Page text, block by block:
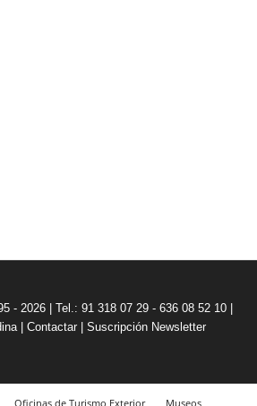
- 2026 | Tel.: 91 318 07 29 - 636 08 52 10 |
| Contactar Suscripción Newsletter
Oficinas de Turismo Exterior Museos